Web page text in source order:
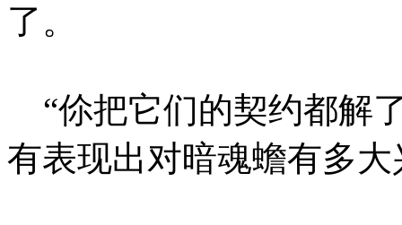
了。
“伱把它们的契约都解
有表现出对暗魂蟾有多